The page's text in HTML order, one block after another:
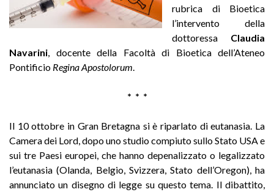
rubrica di Bioetica
l’intervento della
dottoressa Claudia
Navarini , docente della Facoltà di Bioetica dell’Ateneo
Pontificio Regina Apostolorum
* * *
Il 10 ottobre in Gran Bretagna si è riparlato di eutanasia. La
Camera dei Lord, dopo uno studio compiuto sullo Stato USA e
sui tre Paesi europei, che hanno depenalizzato o legalizzato
l’eutanasia (Olanda, Belgio, Svizzera, Stato dell’Oregon), ha
annunciato un disegno di legge su questo tema. Il dibattito,